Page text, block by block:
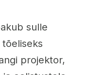
sulle
projektor,